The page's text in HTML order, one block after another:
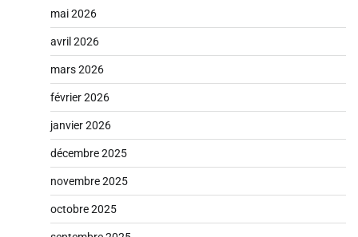
mai 2026
avril 2026
mars 2026
février 2026
janvier 2026
décembre 2025
novembre 2025
octobre 2025